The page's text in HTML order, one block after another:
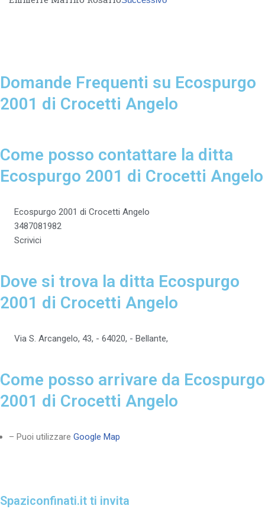
Domande Frequenti su Ecospurgo
2001 di Crocetti Angelo
Come posso contattare la ditta
Ecospurgo 2001 di Crocetti Angelo
Ecospurgo 2001 di Crocetti Angelo
3487081982
Scrivici
Dove si trova la ditta Ecospurgo
2001 di Crocetti Angelo
Via S. Arcangelo, 43, - 64020, - Bellante,
Come posso arrivare da Ecospurgo
2001 di Crocetti Angelo
– Puoi utilizzare Google Map
Spaziconfinati.it ti invita